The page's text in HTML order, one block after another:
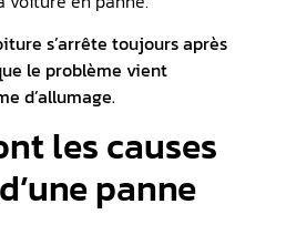
s’arrête toujours après
le problème vient
d’allumage.
les causes
panne